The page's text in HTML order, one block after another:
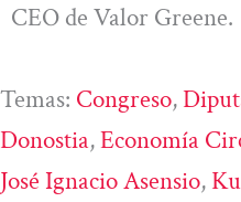
CEO de Valor Greene.
Temas: Congreso,
Donostia, Economía
José Ignacio Asensio,